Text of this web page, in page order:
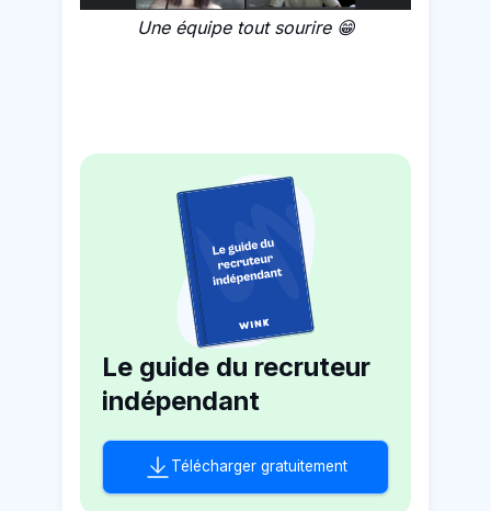
Une équipe tout sourire 😁
Le guide du recruteur
indépendant
Télécharger gratuitement